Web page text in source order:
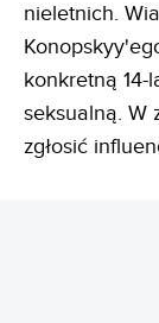
nieletnich.
konkretną 14-
seksualną. W
zgłosić